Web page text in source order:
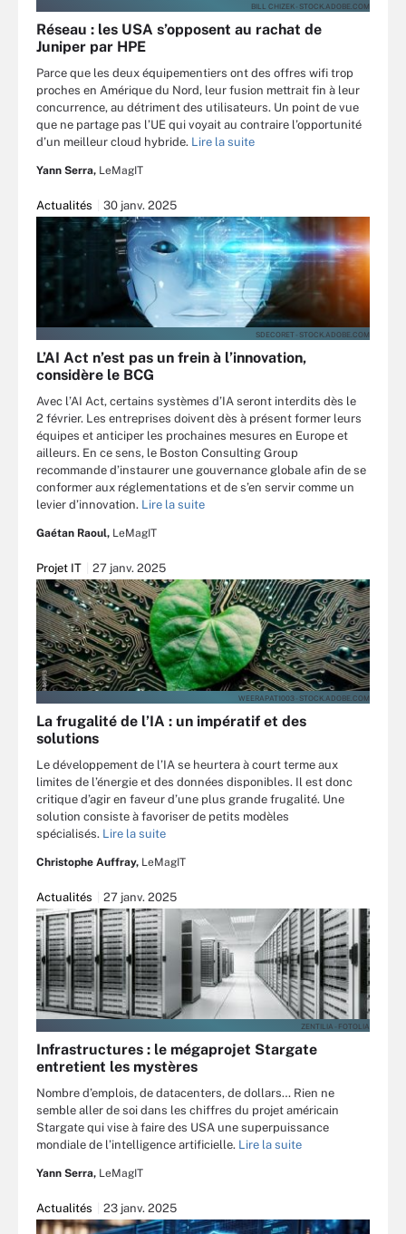
BILL CHIZEK - STOCK.ADOBE.COM
Réseau : les USA s’opposent au rachat de
Juniper par HPE
Parce que les deux équipementiers ont des offres wifi trop
proches en Amérique du Nord, leur fusion mettrait fin à leur
concurrence, au détriment des utilisateurs. Un point de vue
que ne partage pas l’UE qui voyait au contraire l’opportunité
d’un meilleur cloud hybride. Lire la suite
Yann Serra, LeMagIT
Actualités 30 janv. 2025
SDECORET - STOCK.ADOBE.COM
L’AI Act n’est pas un frein à l’innovation,
considère le BCG
Avec l’AI Act, certains systèmes d’IA seront interdits dès le
2 février. Les entreprises doivent dès à présent former leurs
équipes et anticiper les prochaines mesures en Europe et
ailleurs. En ce sens, le Boston Consulting Group
recommande d’instaurer une gouvernance globale afin de se
conformer aux réglementations et de s’en servir comme un
levier d’innovation. Lire la suite
Gaétan Raoul, LeMagIT
Projet IT 27 janv. 2025
WEERAPAT1003 - STOCK.ADOBE.COM
La frugalité de l’IA : un impératif et des
solutions
Le développement de l’IA se heurtera à court terme aux
limites de l’énergie et des données disponibles. Il est donc
critique d’agir en faveur d’une plus grande frugalité. Une
solution consiste à favoriser de petits modèles
spécialisés. Lire la suite
Christophe Auffray, LeMagIT
Actualités 27 janv. 2025
ZENTILIA - FOTOLIA
Infrastructures : le mégaprojet Stargate
entretient les mystères
Nombre d’emplois, de datacenters, de dollars… Rien ne
semble aller de soi dans les chiffres du projet américain
Stargate qui vise à faire des USA une superpuissance
mondiale de l’intelligence artificielle. Lire la suite
Yann Serra, LeMagIT
Actualités 23 janv. 2025